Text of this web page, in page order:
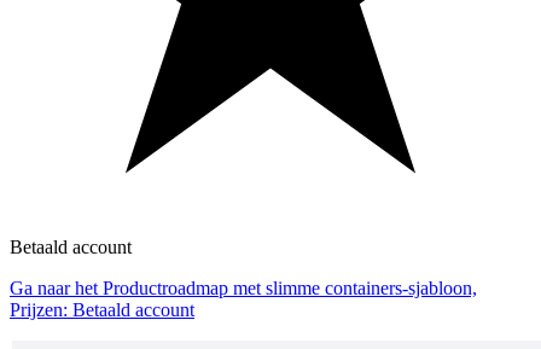
Betaald account
Ga naar het Productroadmap met slimme containers-sjabloon,
Prijzen: Betaald account